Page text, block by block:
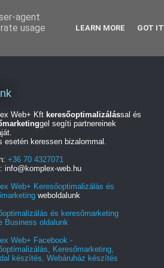
Web+ Kft keresőoptimalizálással és
gel segíti partnereinek
esetén keressen bizalommal.
+36 70 4327071
info@komplex-web.hu
Web+ Keresőoptimalizálás és
weboldalunk
és keresőmarketing
Business oldalunk
Web+ Facebook -
Keresőmarketing,
készítés, Webáruház készítés
agent
usage
LEARN MORE GOT IT